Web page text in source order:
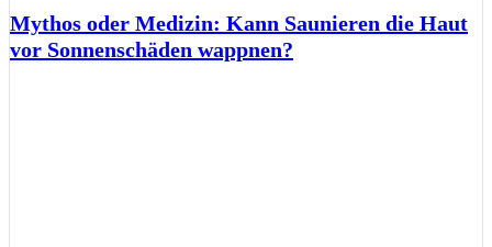
Mythos oder Medizin: Kann Saunieren die Haut
vor Sonnenschäden wappnen?